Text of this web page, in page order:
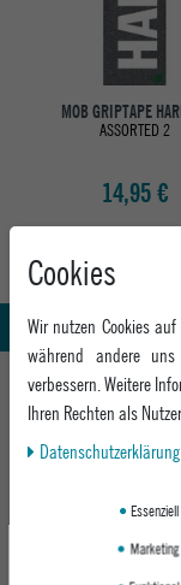
MOB GRIPTAPE
ASSORTED 2
14,95 €
Cookies
Wir nutzen Cookies
während andere
verbessern. Weitere
Ihren Rechten als
Daten­schutz­erklärung
Essenziell
Marketing